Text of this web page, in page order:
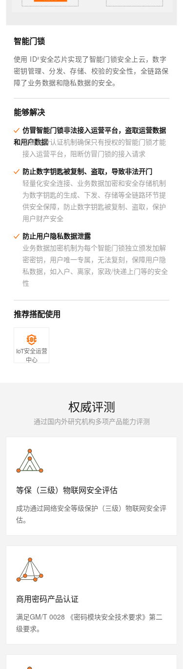
智能门锁
使用 ID²安全芯片实现了智能门锁安全上云，数字
密钥管理、分发、存储、校验的安全性，全链路保
障了业务数据和隐私数据的安全。
能够解决
仿冒智能门锁非法接入运营平台，盗取运营数据
和用户数据
设备身份认证机制确保只有授权的智能门锁才能
接入运营平台，阻断仿冒门锁的接入请求
防止数字钥匙被复制、盗取，导致非法开门
轻量化安全连接、业务数据加密和安全存储机制
为数字钥匙的生成、下发、存储等全链路环节提
供安全保障，防止数字钥匙被复制、盗取，保护
用户财产安全
防止用户隐私数据泄露
业务数据加密机制为每个智能门锁独立颁发加解
密密钥，用户唯一专属，无法复刻，保障用户隐
私数据，如入户、离家，家政/快递上门等的安全
性
推荐搭配使用
IoT安全运营
中心
权威评测
通过国内外研究机构多项产品能力评测
等保（三级）物联网安全评估
成功通过网络安全等级保护（三级）物联网安全评
估。
商用密码产品认证
满足GM/T 0028 《密码模块安全技术要求》第二
级要求。